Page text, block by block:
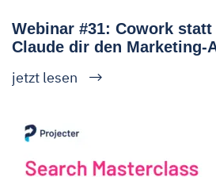
Webinar #31: Cowork
Claude dir den
jetzt lesen